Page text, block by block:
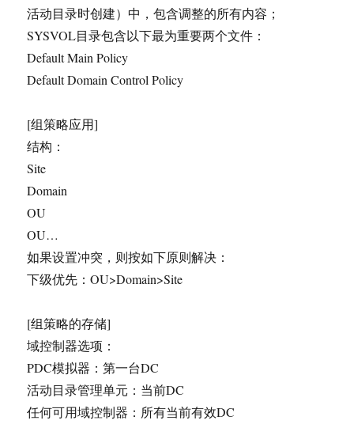
活动目录时创建）中，包含调整的所有内容；
SYSVOL目录包含以下最为重要两个文件：
Default Main Policy
Default Domain Control Policy
[组策略应用]
结构：
Site
Domain
OU
OU…
如果设置冲突，则按如下原则解决：
下级优先：OU>Domain>Site
[组策略的存储]
域控制器选项：
PDC模拟器：第一台DC
活动目录管理单元：当前DC
任何可用域控制器：所有当前有效DC